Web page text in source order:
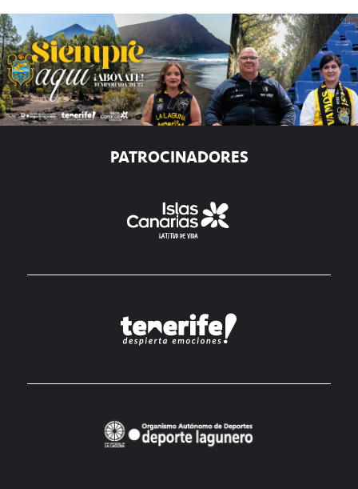
PATROCINADORES